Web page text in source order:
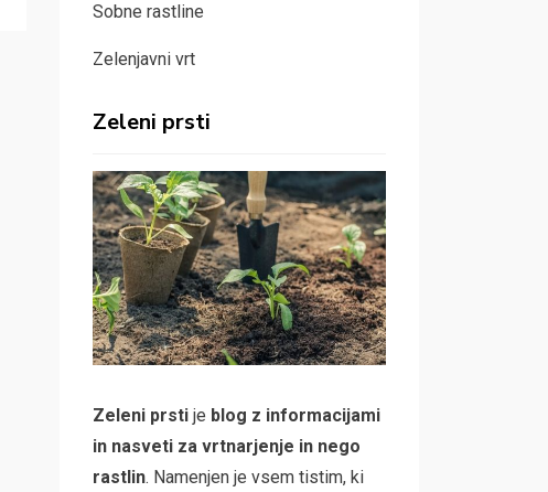
Sobne rastline
Zelenjavni vrt
Zeleni prsti
Zeleni prstije blog z informacijami
in nasveti za vrtnarjenje in nego
rastlin. Namenjen je vsem tistim, ki